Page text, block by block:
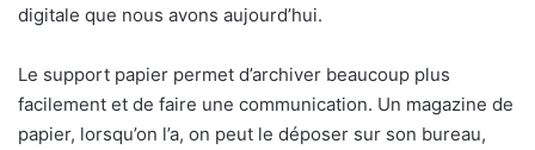
digitale que nous avons aujourd’hui.
Le support papier permet d’archiver beaucoup plus
facilement et de faire une communication. Un magazine de
papier, lorsqu’on l’a, on peut le déposer sur son bureau,